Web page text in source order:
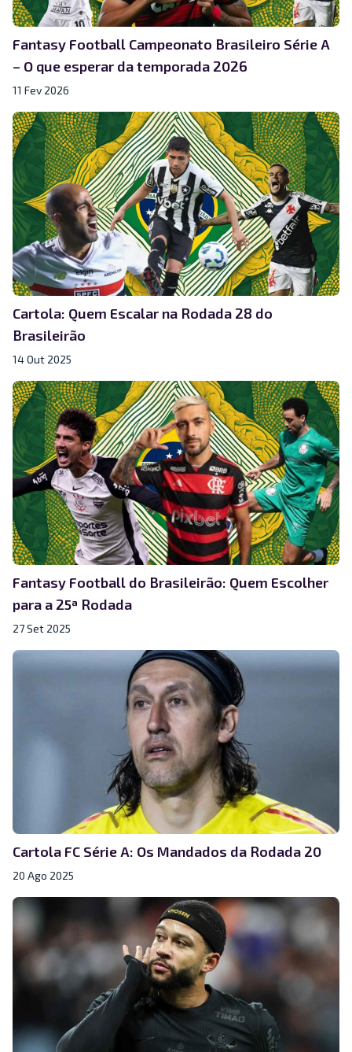
Fantasy Football Campeonato Brasileiro Série A
– O que esperar da temporada 2026
11 Fev 2026
Cartola: Quem Escalar na Rodada 28 do
Brasileirão
14 Out 2025
Fantasy Football do Brasileirão: Quem Escolher
para a 25ª Rodada
27 Set 2025
Cartola FC Série A: Os Mandados da Rodada 20
20 Ago 2025